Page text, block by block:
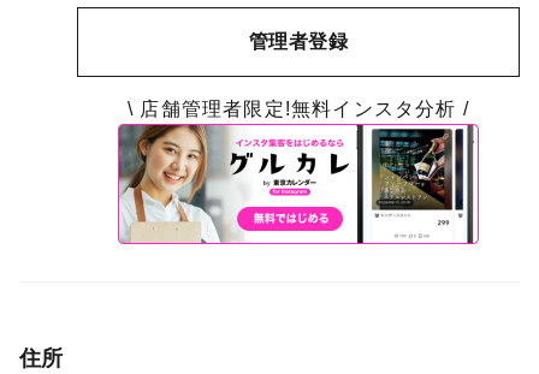
管理者登録
\ 店舗管理者限定!無料インスタ分析 /
住所